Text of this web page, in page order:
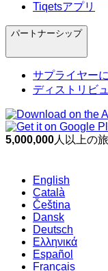
Tiqetsアプリ
パートナーシップ
サプライヤー
ディストリビ
5,000,000人以上の
English
Català
Čeština
Dansk
Deutsch
Ελληνικά
Español
Français